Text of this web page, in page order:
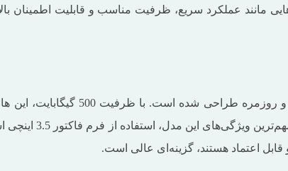
عملکرد سریع، ظرفیت مناسب و قابلیت اطمینان
هارد 500 گیگ آبی وسترن دیجیتال یکی از اعضای خانواده آبی این
ذخیره‌سازی اطلاعات در دستگاه‌های
اعتماد هستند، گزینه‌ای عالی است.